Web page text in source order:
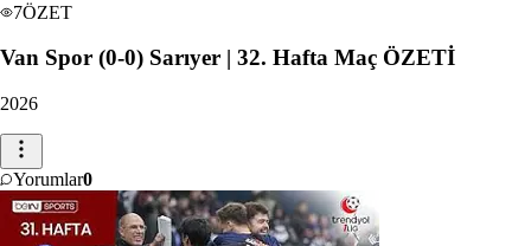
7ÖZET
Van Spor (0-0) Sarıyer | 32. Hafta Maç ÖZETİ
2026
Yorumlar0